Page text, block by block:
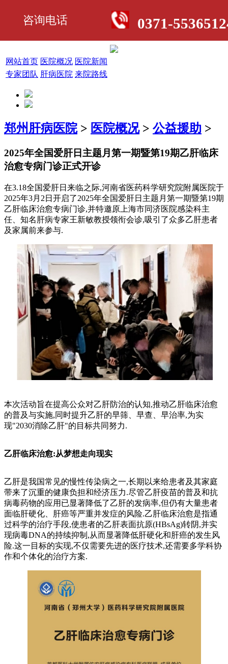
网站首页 医院概况 医院新闻
专家团队 肝病医院 来院路线
郑州肝病医院> 医院概况> 公益援助 >
2025年全国爱肝日主题月第一期暨第19期乙肝临床
治愈专病门诊正式开诊
在3.18全国爱肝日来临之际,河南省医药科学研究院附属医院于
2025年3月2日开启了2025年全国爱肝日主题月第一期暨第19期
乙肝临床治愈专病门诊,并特邀原上海市同济医院感染科主
任、知名肝病专家王新敏教授领衔会诊,吸引了众多乙肝患者
及家属前来参与.
本次活动旨在提高公众对乙肝防治的认知,推动乙肝临床治愈
的普及与实施,同时提升乙肝的早筛、早查、早治率,为实
现"2030消除乙肝"的目标共同努力.
乙肝临床治愈:从梦想走向现实
乙肝是我国常见的慢性传染病之一,长期以来给患者及其家庭
带来了沉重的健康负担和经济压力.尽管乙肝疫苗的普及和抗
病毒药物的应用已显著降低了乙肝的发病率,但仍有大量患者
面临肝硬化、肝癌等严重并发症的风险.乙肝临床治愈是指通
过科学的治疗手段,使患者的乙肝表面抗原(HBsAg)转阴,并实
现病毒DNA的持续抑制,从而显著降低肝硬化和肝癌的发生风
险.这一目标的实现,不仅需要先进的医疗技术,还需要多学科协
作和个体化的治疗方案.
咨询电话 0371-